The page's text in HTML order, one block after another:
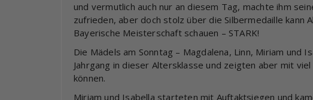
und vermutlich auch nur an diesem Tag, machte ihm
zufrieden, aber doch stolz über die Silbermedaille kann
Bayerische Meisterschaft schauen – STARK!
Die Mädels am Sonntag – Magdalena, Linn, Miriam und
Jahrgang in dieser Altersklasse und zeigten aber mit
können.
Miriam und Isabella starteten mit Auftaktsiegen und